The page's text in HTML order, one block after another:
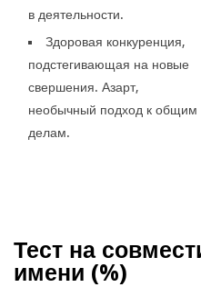
в деятельности.
Здоровая конкуренция,
подстегивающая на новые
свершения. Азарт,
необычный подход к общим
делам.
Тест на
имени (%)